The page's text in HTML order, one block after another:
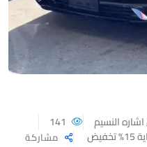
النسيم
مشاركة